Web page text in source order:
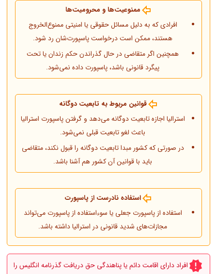
ممنوعیت‌ها و محرومیت‌ها
افرادی که به دلیل مسائل حقوقی یا امنیتی ممنوع‌الخروج
هستند، ممکن است درخواست پاسپورت‌شان رد شود.
همچنین اگر متقاضی در حال گذراندن حکم زندان یا تحت
پیگرد قانونی باشد، پاسپورت داده نمی‌شود.
قوانین مربوط به تابعیت دوگانه
استرالیا اجازه تابعیت دوگانه می‌دهد و گرفتن پاسپورت استرالیا
باعث لغو تابعیت قبلی نمی‌شود.
در صورتی که کشور مبدا تابعیت دوگانه را قبول نکند، متقاضی
باید با قوانین آن کشور هم آشنا باشد.
استفاده نادرست از پاسپورت
استفاده از پاسپورت جعلی یا سوءاستفاده از پاسپورت می‌تواند
مجازات‌های شدید قانونی در استرالیا داشته باشد.
افراد دارای اقامت دائم یا پناهندگی حق دریافت گذرنامه انگلیس را